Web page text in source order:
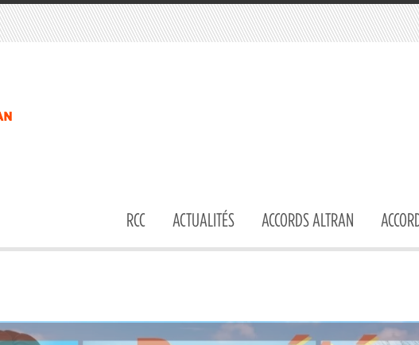
RCC ACTUALITÉS ACCORDS ALTRAN